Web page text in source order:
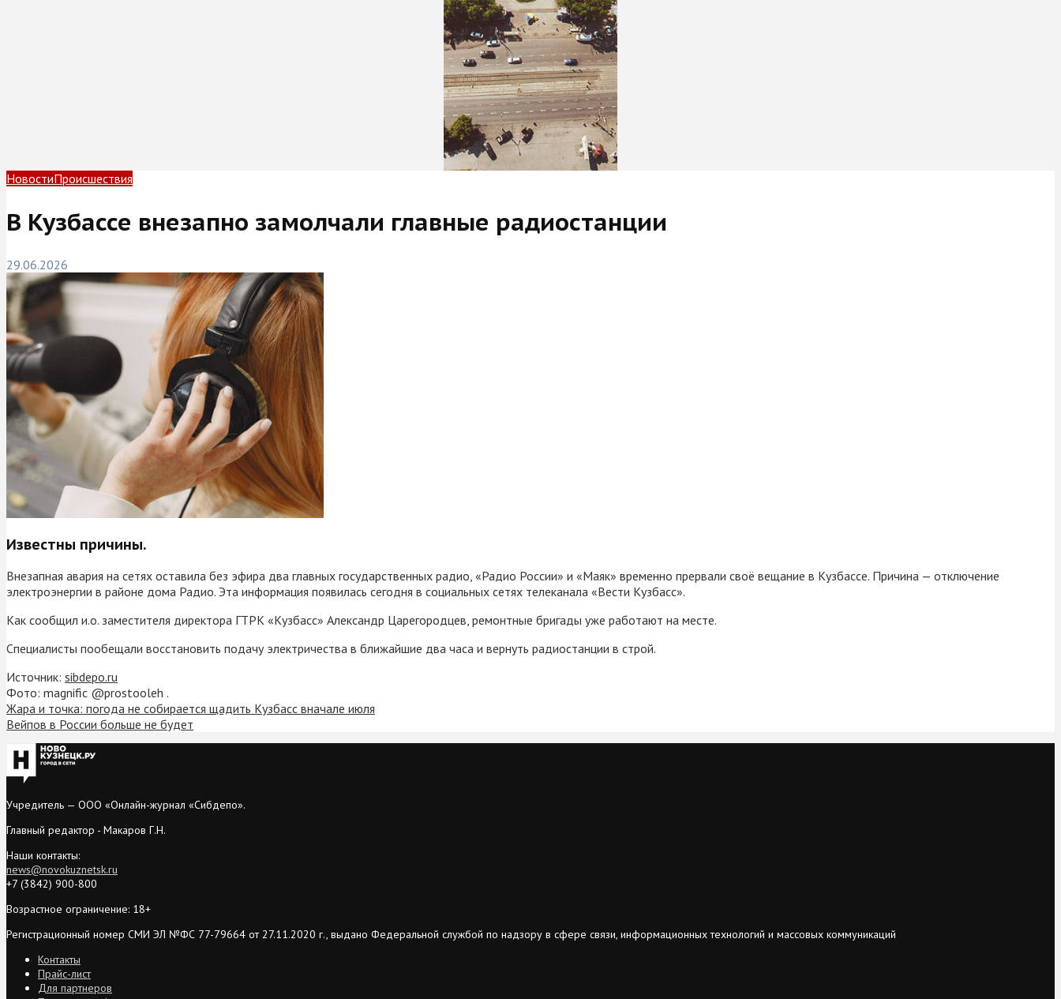
НовостиПроисшествия
В Кузбассе внезапно замолчали главные радиостанции
29.06.2026
Известны причины.
Внезапная авария на сетях оставила без эфира два главных государственных радио, «Радио России» и «Маяк» временно прервали своё вещание в Кузбассе. Причина — отключение
электроэнергии в районе дома Радио. Эта информация появилась сегодня в социальных сетях телеканала «Вести Кузбасс».
Как сообщил и.о. заместителя директора ГТРК «Кузбасс» Александр Царегородцев, ремонтные бригады уже работают на месте.
Специалисты пообещали восстановить подачу электричества в ближайшие два часа и вернуть радиостанции в строй.
Источник: sibdepo.ru
Фото: magnific @prostooleh .
Жара и точка: погода не собирается щадить Кузбасс вначале июля
Вейпов в России больше не будет
Учредитель — ООО «Онлайн-журнал «Сибдепо».
Главный редактор - Макаров Г.Н.
Наши контакты:
news@novokuznetsk.ru
+7 (3842) 900-800
Возрастное ограничение: 18+
Регистрационный номер СМИ ЭЛ №ФС 77-79664 от 27.11.2020 г., выдано Федеральной службой по надзору в сфере связи, информационных технологий и массовых коммуникаций
Контакты
Прайс-лист
Для партнеров